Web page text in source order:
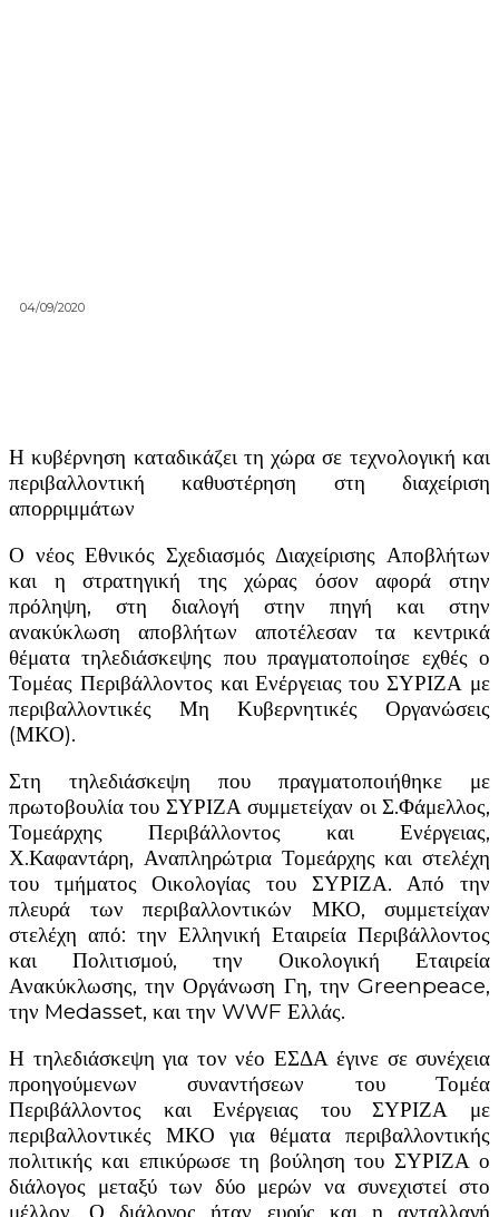
04/09/2020
Η κυβέρνηση καταδικάζει τη χώρα σε τεχνολογική και
περιβαλλοντική καθυστέρηση στη διαχείριση
απορριμμάτων
Ο νέος Εθνικός Σχεδιασμός Διαχείρισης Αποβλήτων
και η στρατηγική της χώρας όσον αφορά στην
πρόληψη, στη διαλογή στην πηγή και στην
ανακύκλωση αποβλήτων αποτέλεσαν τα κεντρικά
θέματα τηλεδιάσκεψης που πραγματοποίησε εχθές ο
Τομέας Περιβάλλοντος και Ενέργειας του ΣΥΡΙΖΑ με
περιβαλλοντικές Μη Κυβερνητικές Οργανώσεις
(ΜΚΟ).
Στη τηλεδιάσκεψη που πραγματοποιήθηκε με
πρωτοβουλία του ΣΥΡΙΖΑ συμμετείχαν οι Σ.Φάμελλος,
Τομεάρχης Περιβάλλοντος και Ενέργειας,
Χ.Καφαντάρη, Αναπληρώτρια Τομεάρχης και στελέχη
του τμήματος Οικολογίας του ΣΥΡΙΖΑ. Από την
πλευρά των περιβαλλοντικών ΜΚΟ, συμμετείχαν
στελέχη από: την Ελληνική Εταιρεία Περιβάλλοντος
και Πολιτισμού, την Οικολογική Εταιρεία
Ανακύκλωσης, την Οργάνωση Γη, την Greenpeace,
την Medasset, και την WWF Ελλάς.
Η τηλεδιάσκεψη για τον νέο ΕΣΔΑ έγινε σε συνέχεια
προηγούμενων συναντήσεων του Τομέα
Περιβάλλοντος και Ενέργειας του ΣΥΡΙΖΑ με
περιβαλλοντικές ΜΚΟ για θέματα περιβαλλοντικής
πολιτικής και επικύρωσε τη βούληση του ΣΥΡΙΖΑ ο
διάλογος μεταξύ των δύο μερών να συνεχιστεί στο
μέλλον. Ο διάλογος ήταν ευρύς και η ανταλλαγή